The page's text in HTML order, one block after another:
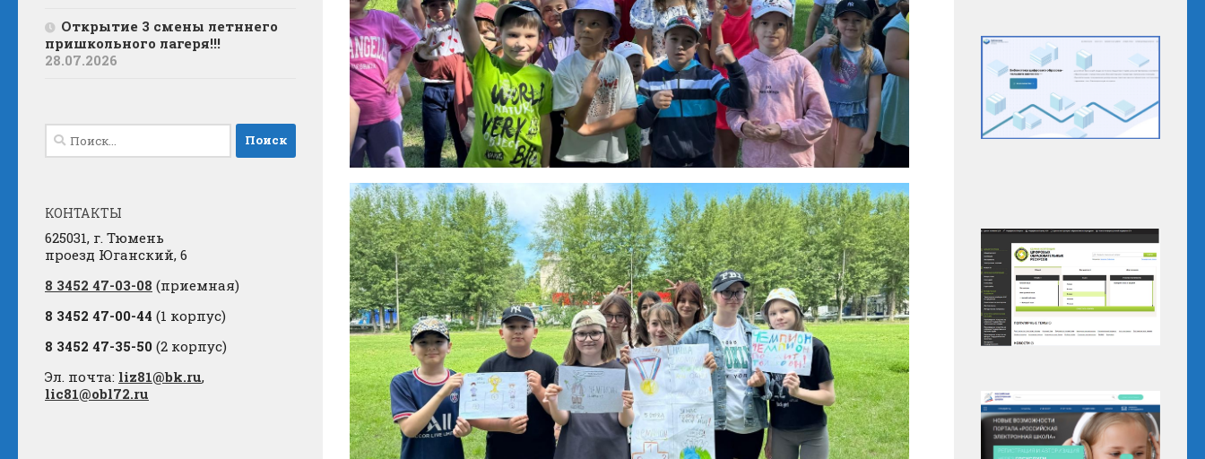
Открытие 3 смены летннего
пришкольного лагеря!!!
28.07.2026
Найти:
КОНТАКТЫ
625031, г. Тюмень
проезд Юганский, 6
8 3452 47-03-08 (приемная)
8 3452 47-00-44 (1 корпус)
8 3452 47-35-50 (2 корпус)
Эл. почта: liz81@bk.ru,
lic81@obl72.ru